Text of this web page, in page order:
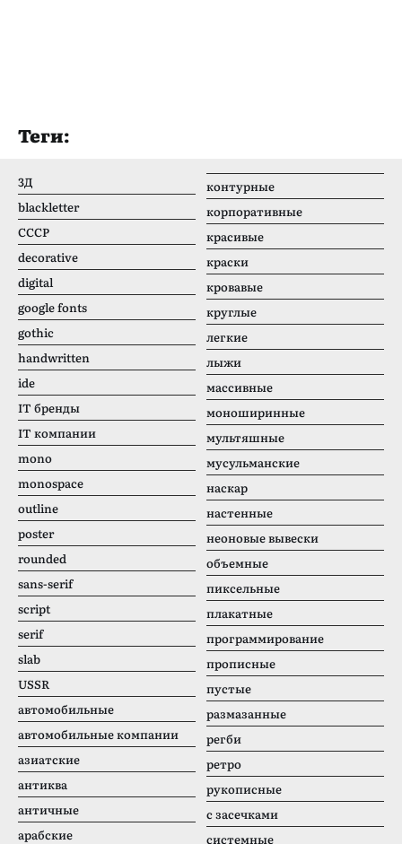
Теги:
3Д
blackletter
CCCР
decorative
digital
google fonts
gothic
handwritten
ide
IT бренды
IT компании
mono
monospace
outline
poster
rounded
sans-serif
script
serif
slab
USSR
автомобильные
автомобильные компании
азиатские
антиква
античные
арабские
контурные
корпоративные
красивые
краски
кровавые
круглые
легкие
лыжи
массивные
моноширинные
мультяшные
мусульманские
наскар
настенные
неоновые вывески
объемные
пиксельные
плакатные
программирование
прописные
пустые
размазанные
регби
ретро
рукописные
с засечками
системные